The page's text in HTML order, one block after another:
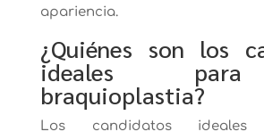
apariencia.
¿Quiénes son los
ideales
braquioplastia?
Los candidatos